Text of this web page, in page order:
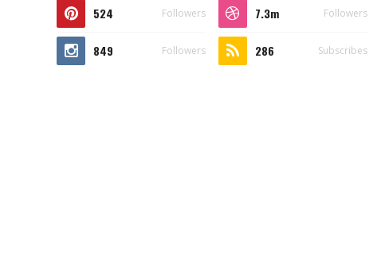
524 Followers 7.3m Followers
849 Followers 286 Subscribes